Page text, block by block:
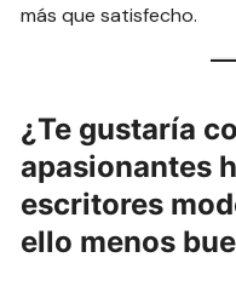
más que satisfecho.
¿Te gustaría
apasionantes
escritores
ello menos